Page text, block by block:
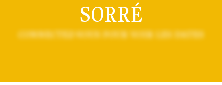
SORRÉ
CONNECTEZ-VOUS POUR VOIR LES DATES